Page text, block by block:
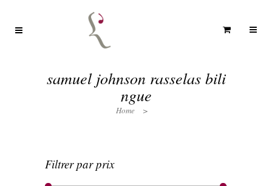
samuel johnson rasselas bili
ngue
Home >
Filtrer par prix